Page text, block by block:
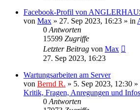
Facebook-Profil von
von Max » 27. Sep 2023, 16:23 » in
0 Antworten
15599 Zugriffe
Letzter Beitrag von Max
27. Sep 2023, 16:23
Wartungsarbeiten am Server
von Bernd R. » 5. Sep 2023, 12:30 »
Kritik, Fragen, Anregungen und Infos
0 Antworten